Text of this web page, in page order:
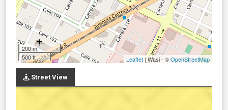
200 m
500 ft
Leaflet| Wasi - ©OpenStreetMap
Street View